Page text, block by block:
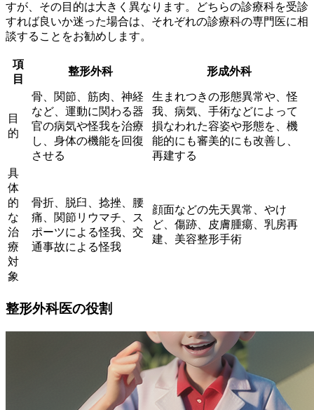
すが、その目的は大きく異なります。どちらの診療科を受診
すれば良いか迷った場合は、それぞれの診療科の専門医に相
談することをお勧めします。
項
目
整形外科 形成外科
目
的
骨、関節、筋肉、神経
など、運動に関わる器
官の病気や怪我を治療
し、身体の機能を回復
させる
生まれつきの形態異常や、怪
我、病気、手術などによって
損なわれた容姿や形態を、機
能的にも審美的にも改善し、
再建する
具
体
的
な
治
療
対
象
骨折、脱臼、捻挫、腰
痛、関節リウマチ、ス
ポーツによる怪我、交
通事故による怪我
顔面などの先天異常、やけ
ど、傷跡、皮膚腫瘍、乳房再
建、美容整形手術
整形外科医の役割